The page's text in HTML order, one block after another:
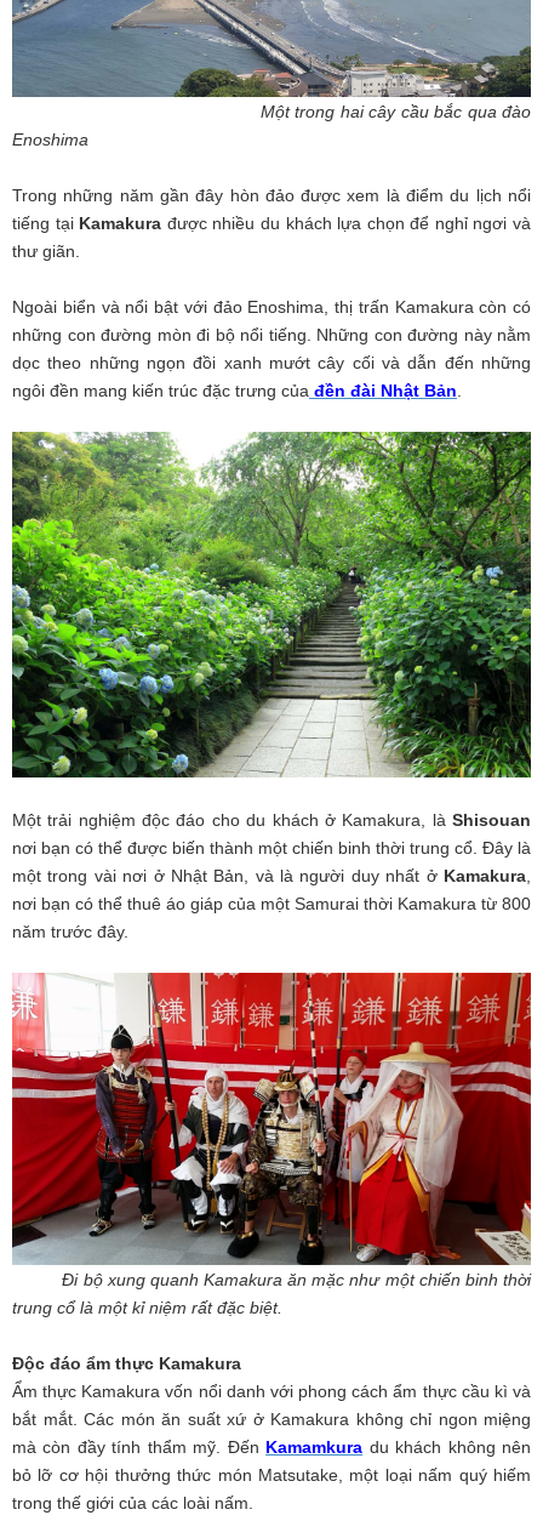
Một trong hai cây cầu bắc qua đào
Enoshima
Trong những năm gần đây hòn đảo được xem là điểm du lịch nổi
tiếng tạiKamakura được nhiều du khách lựa chọn để nghỉ ngơi và
thư giãn.
Ngoài biển và nổi bật với đảo Enoshima, thị trấn Kamakura còn có
những con đường mòn đi bộ nổi tiếng. Những con đường này nằm
dọc theo những ngọn đồi xanh mướt cây cối và dẫn đến những
ngôi đền mang kiến trúc đặc trưng của đền đài Nhật Bản
Một trải nghiệm độc đáo cho du khách ở Kamakura, là Shisouan
nơi bạn có thể được biến thành một chiến binh thời trung cổ. Đây là
một trong vài nơi ở Nhật Bản, và là người duy nhất ở Kamakura
nơi bạn có thể thuê áo giáp của một Samurai thời Kamakura từ 800
năm trước đây.
Đi bộ xung quanh Kamakura ăn mặc như một chiến binh thời
trung cổ là một kỉ niệm rất đặc biệt.
Độc đáo ẩm thực Kamakura
Ẩm thực Kamakura vốn nổi danh với phong cách ẩm thực cầu kì và
bắt mắt. Các món ăn suất xứ ở Kamakura không chỉ ngon miệng
mà còn đầy tính thẩm mỹ. Đến Kamamkura du khách không nên
bỏ lỡ cơ hội thưởng thức món Matsutake, một loại nấm quý hiếm
trong thế giới của các loài nấm.